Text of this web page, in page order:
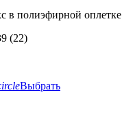
в полиэфирной оплетке
(22)
Выбрать